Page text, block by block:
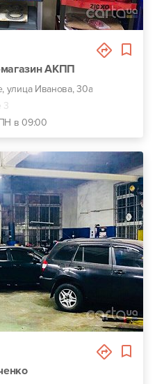
магазин АКПП
улица Иванова, 30а
3
в 09:00